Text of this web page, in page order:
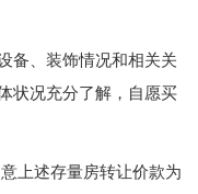
、装饰情况和相关关
状况充分了解，自愿买
上述存量房转让价款为